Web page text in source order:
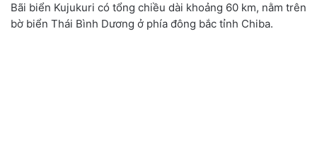
Bãi biển Kujukuri có tổng chiều dài khoảng 60 km, nằm trên
bờ biển Thái Bình Dương ở phía đông bắc tỉnh Chiba.